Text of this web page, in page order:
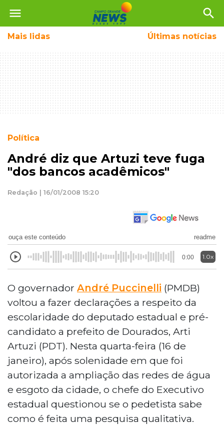
menu search
Mais lidas Últimas notícias
Política
André diz que Artuzi teve fuga
"dos bancos acadêmicos"
Redação | 16/01/2008 15:20
ouça este conteúdo readme
0:00 1.0x
O governador André Puccinelli (PMDB)
voltou a fazer declarações a respeito da
escolaridade do deputado estadual e pré-
candidato a prefeito de Dourados, Arti
Artuzi (PDT). Nesta quarta-feira (16 de
janeiro), após solenidade em que foi
autorizada a ampliação das redes de água
e esgoto da cidade, o chefe do Executivo
estadual questionou se o pedetista sabe
como é feita uma pesquisa qualitativa.